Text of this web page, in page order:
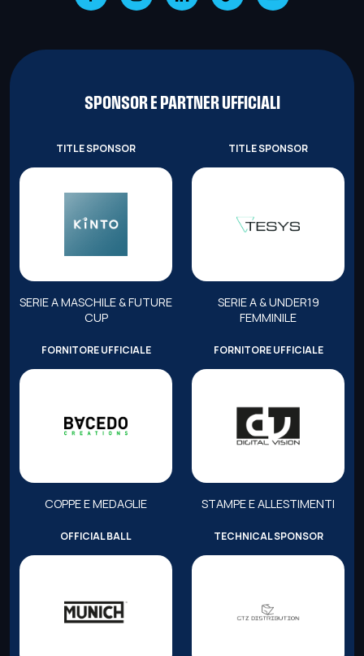
SPONSOR E PARTNER UFFICIALI
TITLE SPONSOR
SERIE A MASCHILE & FUTURE
CUP
TITLE SPONSOR
SERIE A & UNDER19
FEMMINILE
FORNITORE UFFICIALE
COPPE E MEDAGLIE
FORNITORE UFFICIALE
STAMPE E ALLESTIMENTI
OFFICIAL BALL TECHNICAL SPONSOR